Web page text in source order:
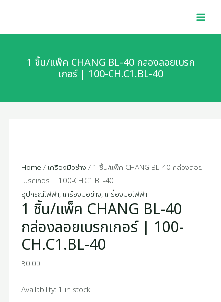
content
1 ชิ้น/แพ็ค CHANG BL-40 กล่องลอยเบรก
เกอร์ | 100-CH.C1.BL-40
Home / เครื่องมือช่าง / 1 ชิ้น/แพ็ค CHANG BL-40 กล่องลอย
เบรกเกอร์ | 100-CH.C1.BL-40
อุปกรณ์ไฟฟ้า, เครื่องมือช่าง, เครื่องมือไฟฟ้า
1 ชิ้น/แพ็ค CHANG BL-40
กล่องลอยเบรกเกอร์ | 100-
CH.C1.BL-40
฿0.00
Availability: 1 in stock
แพ็ค
BL-
CH.C1.BL-
40
quantity